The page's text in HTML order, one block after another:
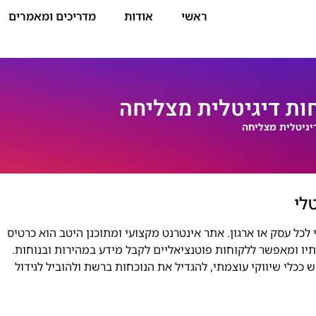
ראשי אודות מדריכים ומאמרים
דיגיטלית מצליחה
מצליחה
לכל עסק או ארגון. אתר אינטרנט מקצועי ומתוכנן היטב הוא כרטיס
ומאפשר ללקוחות פוטנציאליים לקבל מידע במהירות ובנוחות.
שיווקי עוצמתי, להגדיל את הנוכחות ברשת ולהוביל לגידול